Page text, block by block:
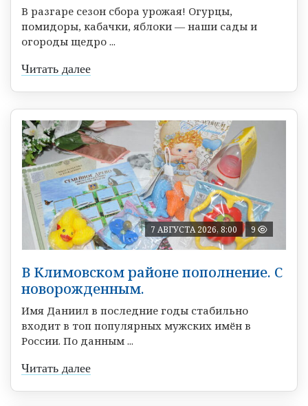
В разгаре сезон сбора урожая! Огурцы,
помидоры, кабачки, яблоки — наши сады и
огороды щедро ...
Читать далее
7 АВГУСТА 2026, 8:00 9
В Климовском районе пополнение. С
новорожденным.
Имя Даниил в последние годы стабильно
входит в топ популярных мужских имён в
России. По данным ...
Читать далее